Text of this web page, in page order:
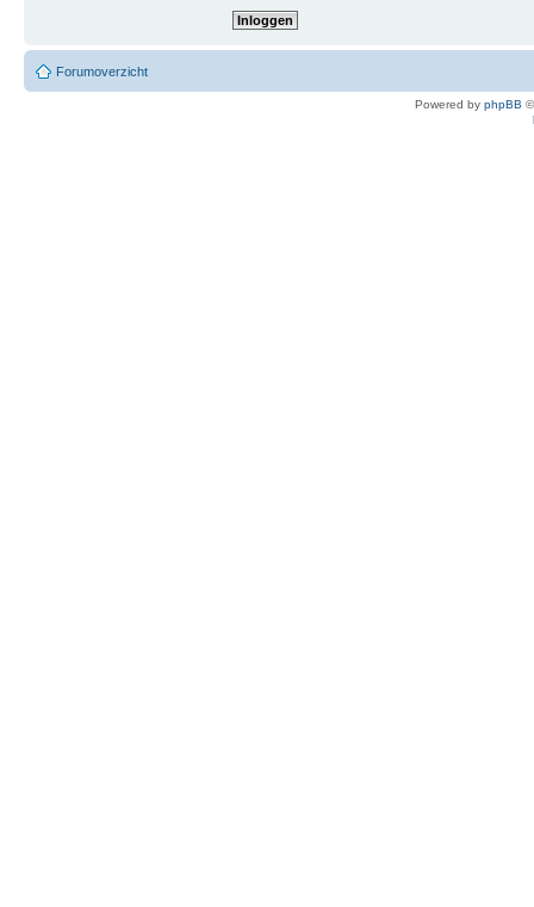
Forumoverzicht
Powered by phpBB